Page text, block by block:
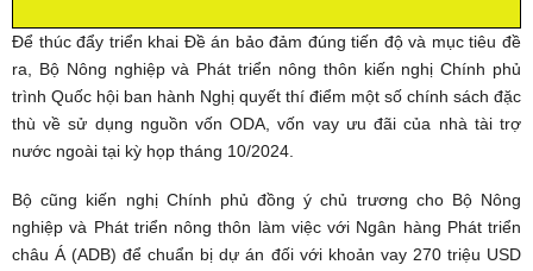
Để thúc đẩy triển khai Đề án bảo đảm đúng tiến độ và mục tiêu đề
ra, Bộ Nông nghiệp và Phát triển nông thôn kiến nghị Chính phủ
trình Quốc hội ban hành Nghị quyết thí điểm một số chính sách đặc
thù về sử dụng nguồn vốn ODA, vốn vay ưu đãi của nhà tài trợ
nước ngoài tại kỳ họp tháng 10/2024.
Bộ cũng kiến nghị Chính phủ đồng ý chủ trương cho Bộ Nông
nghiệp và Phát triển nông thôn làm việc với Ngân hàng Phát triển
châu Á (ADB) để chuẩn bị dự án đối với khoản vay 270 triệu USD